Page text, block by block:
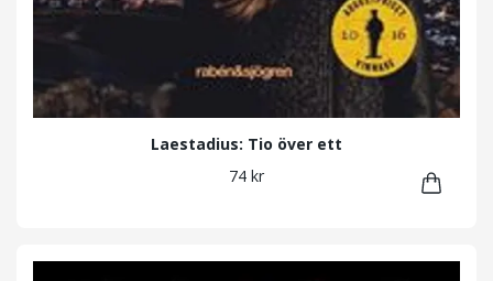
Laestadius: Tio över ett
74 kr